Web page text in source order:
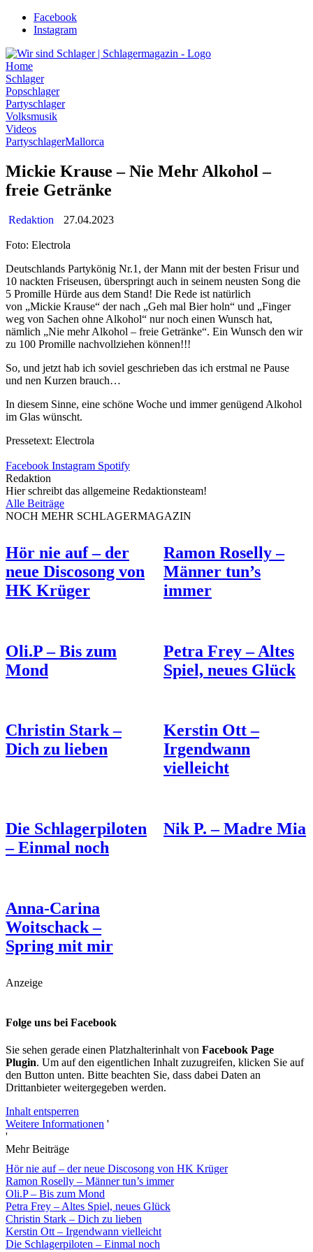
Zum
Inhalt
Facebook
Instagram
Home
Schlager
Popschlager
Partyschlager
Volksmusik
Videos
PartyschlagerMallorca
Mickie Krause – Nie Mehr Alkohol –
freie Getränke
Redaktion 27.04.2023
Foto: Electrola
Deutschlands Partykönig Nr.1, der Mann mit der besten Frisur und
10 nackten Friseusen, überspringt auch in seinem neusten Song die
5 Promille Hürde aus dem Stand! Die Rede ist natürlich
von „Mickie Krause“ der nach „Geh mal Bier holn“ und „Finger
weg von Sachen ohne Alkohol“ nur noch einen Wunsch hat,
nämlich „Nie mehr Alkohol – freie Getränke“. Ein Wunsch den wir
zu 100 Promille nachvollziehen können!!!
So, und jetzt hab ich soviel geschrieben das ich erstmal ne Pause
und nen Kurzen brauch…
In diesem Sinne, eine schöne Woche und immer genügend Alkohol
im Glas wünscht.
Pressetext: Electrola
Facebook Instagram Spotify
Redaktion
Hier schreibt das allgemeine Redaktionsteam!
Alle Beiträge
NOCH MEHR SCHLAGERMAGAZIN
Hör nie auf – der
neue Discosong von
HK Krüger
Ramon Roselly –
Männer tun’s
immer
Oli.P – Bis zum
Mond
Petra Frey – Altes
Spiel, neues Glück
Christin Stark –
Dich zu lieben
Kerstin Ott –
Irgendwann
vielleicht
Die Schlagerpiloten
– Einmal noch
Nik P. – Madre Mia
Anna-Carina
Woitschack –
Spring mit mir
Anzeige
Folge uns bei Facebook
Sie sehen gerade einen Platzhalterinhalt von Facebook Page
Plugin. Um auf den eigentlichen Inhalt zuzugreifen, klicken Sie auf
den Button unten. Bitte beachten Sie, dass dabei Daten an
Drittanbieter weitergegeben werden.
Inhalt entsperren
Weitere Informationen '
'
Mehr Beiträge
Hör nie auf – der neue Discosong von HK Krüger
Ramon Roselly – Männer tun’s immer
Oli.P – Bis zum Mond
Petra Frey – Altes Spiel, neues Glück
Christin Stark – Dich zu lieben
Kerstin Ott – Irgendwann vielleicht
Die Schlagerpiloten – Einmal noch